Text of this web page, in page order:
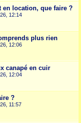
en location, que faire ?
12:14
plus rien
12:06
canapé en cuir
12:04
?
11:57